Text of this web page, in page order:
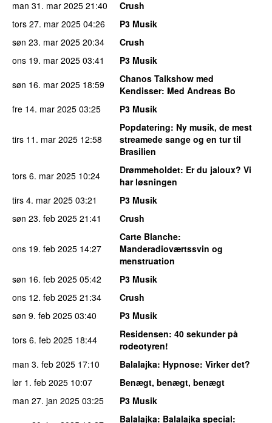
man 31. mar 2025 21:40
Crush
tors 27. mar 2025 04:26
P3 Musik
søn 23. mar 2025 20:34
Crush
ons 19. mar 2025 03:41
P3 Musik
søn 16. mar 2025 18:59
Chanos Talkshow med
Kendisser: Med Andreas Bo
fre 14. mar 2025 03:25 P3 Musik
tirs 11. mar 2025 12:58
Popdatering: Ny musik, de mest
streamede sange og en tur til
Brasilien
tors 6. mar 2025 10:24 Drømmeholdet: Er du jaloux? Vi
har løsningen
tirs 4. mar 2025 03:21
P3 Musik
søn 23. feb 2025 21:41 Crush
ons 19. feb 2025 14:27
Carte Blanche:
Manderadioværtssvin og
menstruation
søn 16. feb 2025 05:42
P3 Musik
ons 12. feb 2025 21:34
Crush
søn 9. feb 2025 03:40
P3 Musik
tors 6. feb 2025 18:44 Residensen: 40 sekunder på
rodeotyren!
man 3. feb 2025 17:10 Balalajka: Hypnose: Virker det?
lør 1. feb 2025 10:07
Benægt, benægt, benægt
man 27. jan 2025 03:25
P3 Musik
Balalajka: Balalajka special: